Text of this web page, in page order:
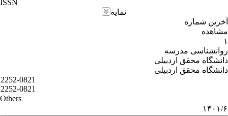
ISSN
نمایه
آخرین شماره
مشاهده
۱
روانشناسی مدرسه
دانشگاه محقق اردبیلی
دانشگاه محقق اردبیلی
2252-0821
2252-0821
Others
۱۴۰۱/۶